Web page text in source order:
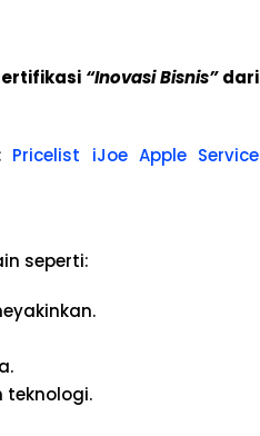
“Inovasi Bisnis”dari
Pricelist iJoe Apple Service
seperti:
teknologi.